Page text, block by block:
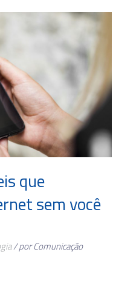
que
sem você
/ por Comunicação